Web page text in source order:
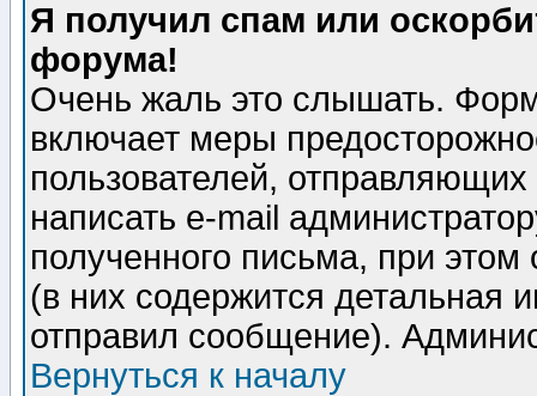
Я получил спам или
форума!
Очень жаль это слышать.
включает меры
пользователей,
написать e-mail
полученного письма, при этом
(в них содержится детальная
отправил сообщение).
Вернуться к началу